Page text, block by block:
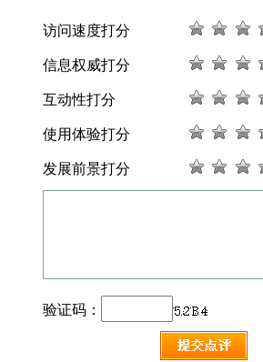
访问速度打分
信息权威打分
互动性打分
使用体验打分
发展前景打分
验证码：